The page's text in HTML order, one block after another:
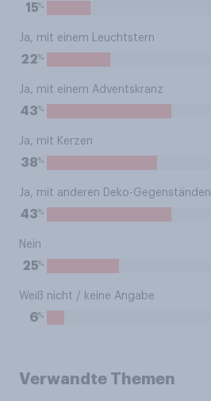
15%
Ja, mit einem Leuchtstern
22%
Ja, mit einem Adventskranz
43%
Ja, mit Kerzen
38%
Ja, mit anderen Deko-Gegenständen
43%
Nein
25%
Weiß nicht / keine Angabe
6%
Verwandte Themen